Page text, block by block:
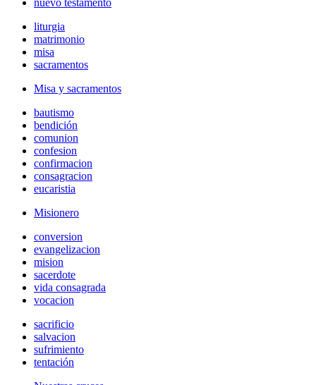
nuevo testamento
liturgia
matrimonio
misa
sacramentos
Misa y sacramentos
bautismo
bendición
comunion
confesion
confirmacion
consagracion
eucaristia
Misionero
conversion
evangelizacion
mision
sacerdote
vida consagrada
vocacion
sacrificio
salvacion
sufrimiento
tentación